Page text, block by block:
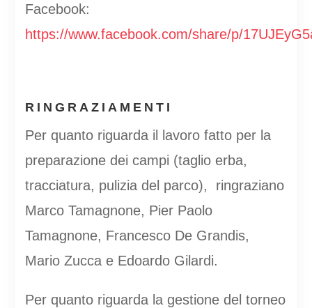
Facebook:
https://www.facebook.com/share/p/
RINGRAZIAMENTI
Per quanto riguarda il lavoro fatto per la
preparazione dei campi (taglio erba,
tracciatura, pulizia del parco), ringraziano
Marco Tamagnone, Pier Paolo
Tamagnone, Francesco De Grandis,
Mario Zucca e Edoardo Gilardi.
Per quanto riguarda la gestione del torneo